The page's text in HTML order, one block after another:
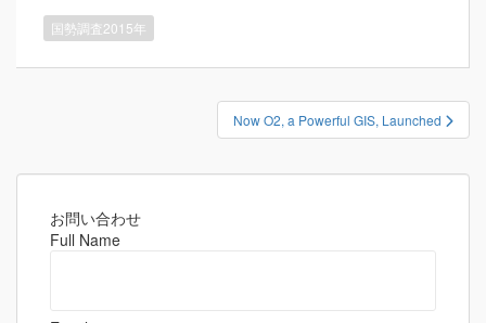
国勢調査2015年
ナ
Now O2, a Powerful GIS, Launched
お問い合わせ
Full Name